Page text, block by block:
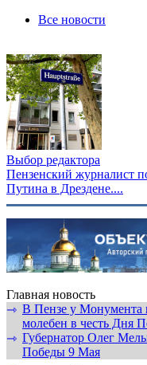
Все новости
Выбор редактора
Пензенский журналист
Путина в Дрездене....
Главная новость
⇾ В Пензе у Монумента
молебен в честь Дня
⇾ Губернатор Олег
Победы 9 Мая